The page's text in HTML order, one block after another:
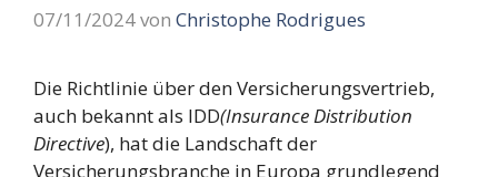
07/11/2024von Christophe Rodrigues
Die Richtlinie über den Versicherungsvertrieb,
auch bekannt als IDD(Insurance Distribution
Directive), hat die Landschaft der
Versicherungsbranche in Europa grundlegend